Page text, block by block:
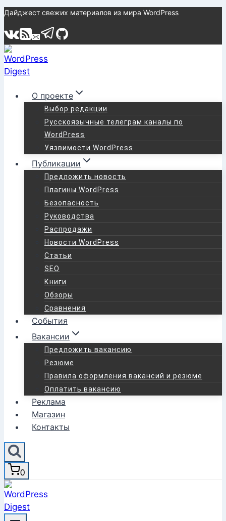
Перейти
содержимому
Дайджест свежих материалов из мира WordPress
О проекте
Выбор редакции
Русскоязычные телеграм каналы по
WordPress
Уязвимости WordPress
Публикации
Предложить новость
Плагины WordPress
Безопасность
Руководства
Распродажи
Новости WordPress
Статьи
SEO
Книги
Обзоры
Сравнения
События
Вакансии
Предложить вакансию
Резюме
Правила оформления вакансий и резюме
Оплатить вакансию
Реклама
Магазин
Контакты
0